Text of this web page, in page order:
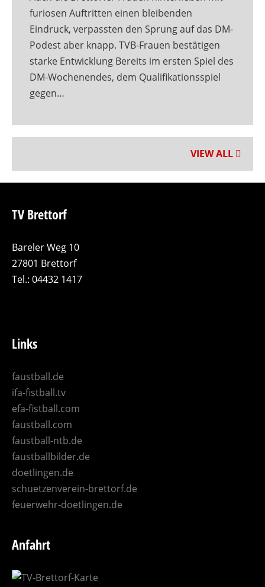
furiosen Auftritten einen bleibenden
Eindruck, verpassten den Sprung auf das DM-
Podest aber knapp. TVB-Frauen bestätigen
starke Entwicklung Bereits im ersten Spiel des
DM-Wochenendes, dem Qualifikationsspiel
gegen…
VIEW ALL
TV Brettorf
Bareler Weg 10
27801 Brettorf
Tel.: 04432 1417
Links
faustball.de
ifa-fistball.tv
efa-fistball.com
faustball.com
faustball-ntb.de
faustballbilder.de
doetlingen.de
schuetzenverein-brettorf.de
feuerwehr-doetlingen.de
Anfahrt